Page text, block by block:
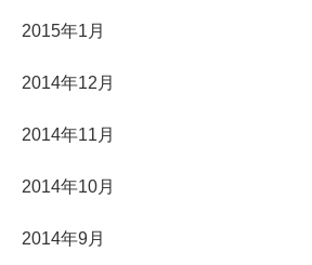
2015年1月
2014年12月
2014年11月
2014年10月
2014年9月